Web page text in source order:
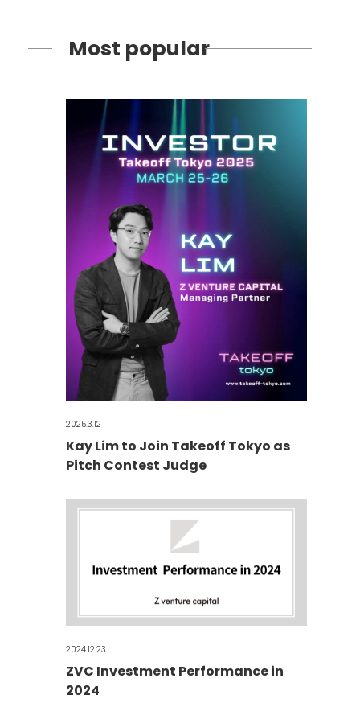
Most popular
2025.3.12
Kay Lim to Join Takeoff Tokyo as
Pitch Contest Judge
2024.12.23
ZVC Investment Performance in
2024